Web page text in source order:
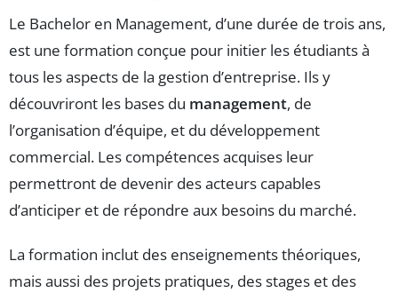
Le Bachelor en Management, d’une durée de trois ans,
est une formation conçue pour initier les étudiants à
tous les aspects de la gestion d’entreprise. Ils y
découvriront les bases du management, de
l’organisation d’équipe, et du développement
commercial. Les compétences acquises leur
permettront de devenir des acteurs capables
d’anticiper et de répondre aux besoins du marché.
La formation inclut des enseignements théoriques,
mais aussi des projets pratiques, des stages et des